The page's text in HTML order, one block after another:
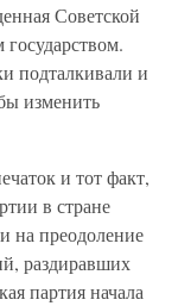
Советской
подталкивали и
изменить
и тот факт,
в стране
на преодоление
раздиравших
партия начала